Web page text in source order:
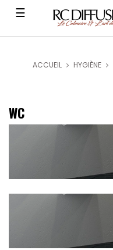
Basculer
la
navigation
☰
ACCUEIL HYGIÈNE
WC